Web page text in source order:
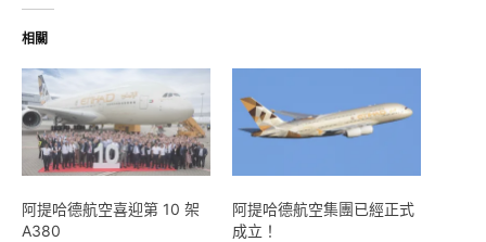
入...
相關
阿提哈德航空喜迎第 10 架
A380
阿提哈德航空集團已經正式
成立！